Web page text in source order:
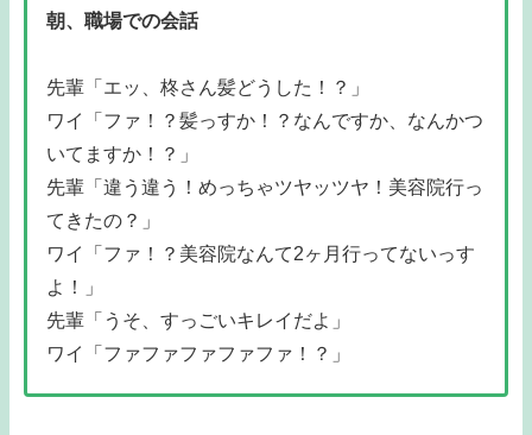
朝、職場での会話
先輩「エッ、柊さん髪どうした！？」
ワイ「ファ！？髪っすか！？なんですか、なんかつ
いてますか！？」
先輩「違う違う！めっちゃツヤッツヤ！美容院行っ
てきたの？」
ワイ「ファ！？美容院なんて2ヶ月行ってないっす
よ！」
先輩「うそ、すっごいキレイだよ」
ワイ「ファファファファファ！？」